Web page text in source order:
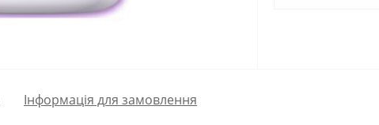
Інформація для замовлення